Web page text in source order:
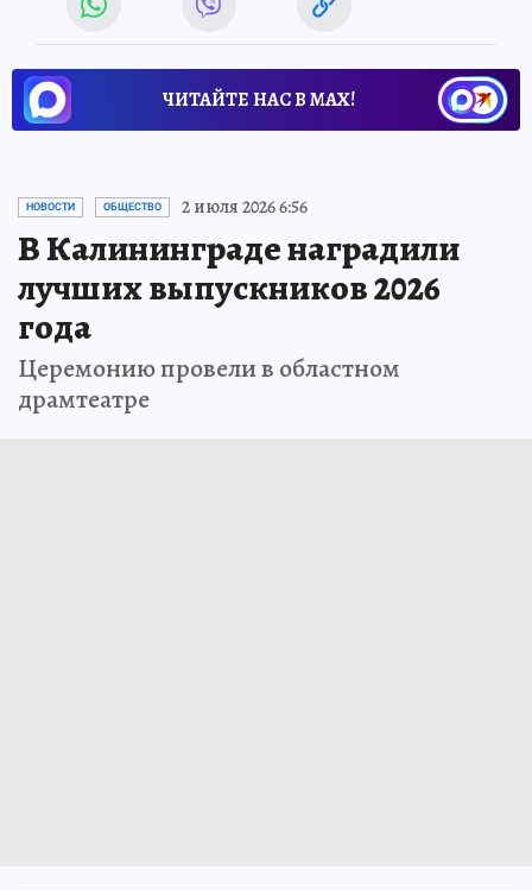
ЧИТАЙТЕ НАС В МАХ!
НОВОСТИ ОБЩЕСТВО 2 июля 2026 6:56
В Калининграде наградили
лучших выпускников 2026
года
Церемонию провели в областном
драмтеатре